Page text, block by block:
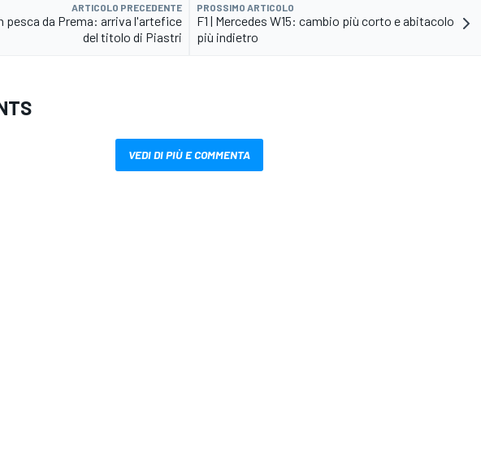
ARTICOLO PRECEDENTE
pesca da Prema: arriva l'artefice
del titolo di Piastri
PROSSIMO ARTICOLO
F1 | Mercedes W15: cambio più corto e abitacolo
più indietro
VEDI DI PIÙ E COMMENTA